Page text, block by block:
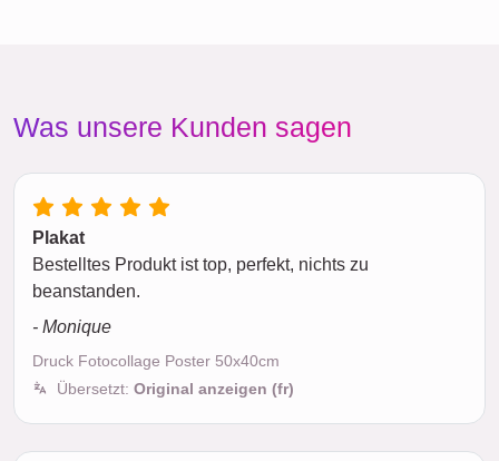
Was unsere Kunden sagen
Plakat
Bestelltes Produkt ist top, perfekt, nichts zu
beanstanden.
- Monique
Druck Fotocollage Poster 50x40cm
Übersetzt: Original anzeigen (fr)